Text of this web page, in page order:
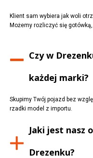
Klient sam wybiera jak woli
Możemy rozliczyć się
Czy w
każdej marki?
Skupimy Twój pojazd bez
rzadki model z importu.
Jaki jest nasz
Drezenku?